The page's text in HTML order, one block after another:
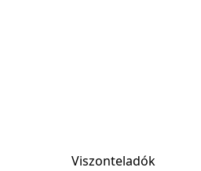
Viszonteladók